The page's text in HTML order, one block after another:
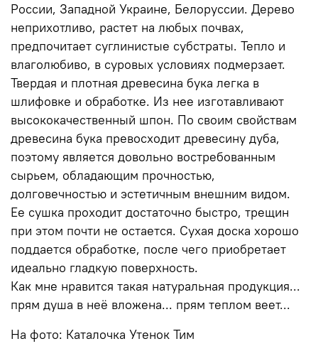
России, Западной Украине, Белоруссии. Дерево
неприхотливо, растет на любых почвах,
предпочитает суглинистые субстраты. Тепло и
влаголюбиво, в суровых условиях подмерзает.
Твердая и плотная древесина бука легка в
шлифовке и обработке. Из нее изготавливают
высококачественный шпон. По своим свойствам
древесина бука превосходит древесину дуба,
поэтому является довольно востребованным
сырьем, обладающим прочностью,
долговечностью и эстетичным внешним видом.
Ее сушка проходит достаточно быстро, трещин
при этом почти не остается. Сухая доска хорошо
поддается обработке, после чего приобретает
идеально гладкую поверхность.
Как мне нравится такая натуральная продукция...
прям душа в неё вложена... прям теплом веет...
На фото: Каталочка Утенок Тим